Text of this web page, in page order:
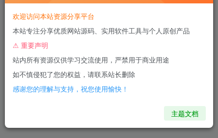
文章 用户 版块 帖子
排序 最新 热门 点赞 评论 收藏 销量
独家 搜搜盘：一站式网盘资源聚合搜索系统
更新日志 [postsbox post_id="156"] 搜搜盘是一套面向站长与运营者的网
欢迎访问本站资源分享平台
本站专注分享优质网站源码、实用软件工具与个人原创产品
⚠ 重要声明
站内所有资源仅供学习交流使用，严禁用于商业用途
如不慎侵犯了您的权益，请联系站长删除
感谢您的理解与支持，祝您使用愉快！
主题文档